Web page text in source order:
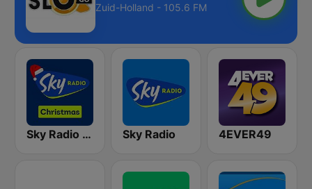
Zuid-Holland - 105.6 FM
Sky Radio Christmas Sky Radio 4EVER49